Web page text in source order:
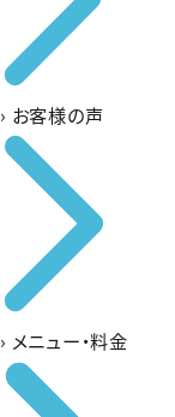
› お客様の声
› メニュー・料金